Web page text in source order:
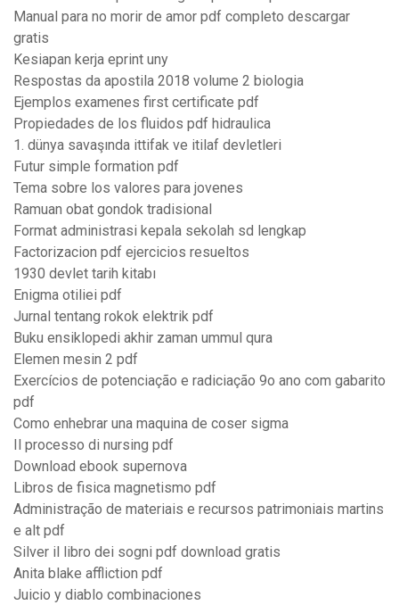
Manual para no morir de amor pdf completo descargar
gratis
Kesiapan kerja eprint uny
Respostas da apostila 2018 volume 2 biologia
Ejemplos examenes first certificate pdf
Propiedades de los fluidos pdf hidraulica
1. dünya savaşında ittifak ve itilaf devletleri
Futur simple formation pdf
Tema sobre los valores para jovenes
Ramuan obat gondok tradisional
Format administrasi kepala sekolah sd lengkap
Factorizacion pdf ejercicios resueltos
1930 devlet tarih kitabı
Enigma otiliei pdf
Jurnal tentang rokok elektrik pdf
Buku ensiklopedi akhir zaman ummul qura
Elemen mesin 2 pdf
Exercícios de potenciação e radiciação 9o ano com gabarito
pdf
Como enhebrar una maquina de coser sigma
Il processo di nursing pdf
Download ebook supernova
Libros de fisica magnetismo pdf
Administração de materiais e recursos patrimoniais martins
e alt pdf
Silver il libro dei sogni pdf download gratis
Anita blake affliction pdf
Juicio y diablo combinaciones